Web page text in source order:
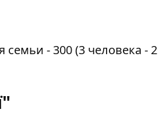
семьи - 300 (3 человека - 2